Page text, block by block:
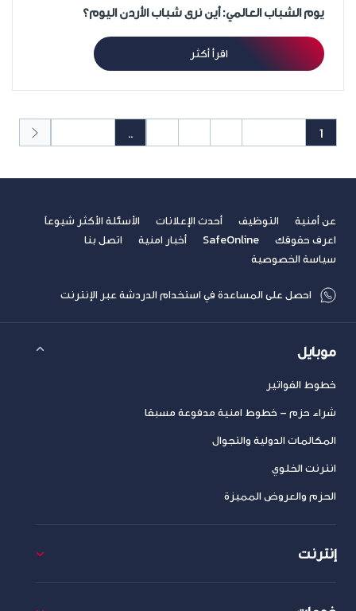
يوم الشباب العالمي: أين نرى شباب الأردن اليوم؟
اقرأ أكثر
1
..
عن أمنية التوظيف أحدث الإعلانات
الأسئلة الأكثر شيوعاً
اعرف حقوقك
SafeOnline أخبار امنية
اتصل بنا
سياسة الخصوصية
احصل على المساعدة في استخدام الدردشة عبر الإنترنت
موبايل
خطوط الفواتير
شراء حزم – خطوط امنية مدفوعة مسبقا
المكالمات الدولية والتجوال
انترنت الخلوي
الحزم والعروض المميزة
إنترنت